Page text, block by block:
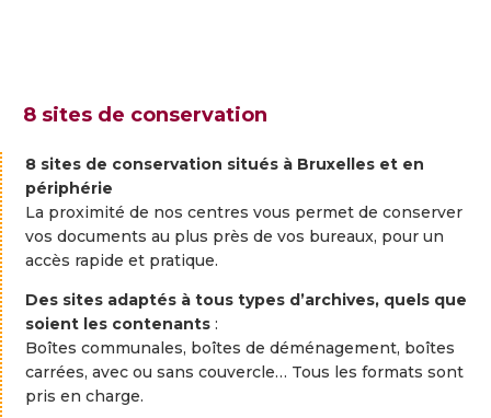
8 sites de conservation
8 sites de conservation situés à Bruxelles et en
périphérie
La proximité de nos centres vous permet de conserver
vos documents au plus près de vos bureaux, pour un
accès rapide et pratique.
Des sites adaptés à tous types d’archives, quels que
soient les contenants :
Boîtes communales, boîtes de déménagement, boîtes
carrées, avec ou sans couvercle… Tous les formats sont
pris en charge.